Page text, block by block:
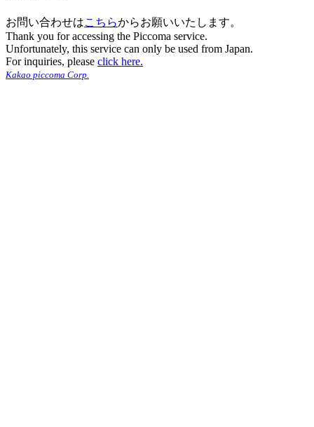
お問い合わせはこちらからお願いいたします。
Thank you for accessing the Piccoma service.
Unfortunately, this service can only be used from Japan.
For inquiries, please click here.
Kakao piccoma Corp.